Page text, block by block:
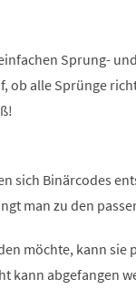
Sprung-
ob alle Sprünge
sich Binärcodes
man zu den
möchte, kann
kann abgefangen